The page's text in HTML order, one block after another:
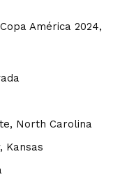
América 2024,
North Carolina
Kansas